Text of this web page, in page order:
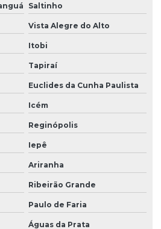
Saltinho
Vista Alegre do Alto
Itobi
Tapiraí
Euclides da Cunha Paulista
Icém
Reginópolis
Iepê
Ariranha
Ribeirão Grande
Paulo de Faria
Águas da Prata